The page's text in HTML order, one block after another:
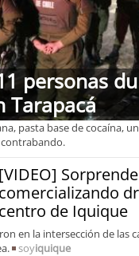
personas
Tarapacá
pasta base de cocaína,
[VIDEO]
comercializando
centro de Iquique
en la intersección de las
soyiquique